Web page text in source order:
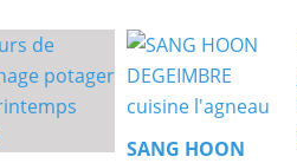
SANG HOON